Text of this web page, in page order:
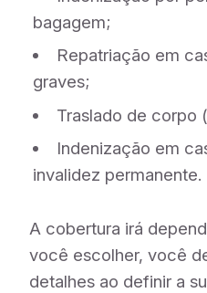
bagagem;
Repatriação em
graves;
Traslado de corpo
Indenização em
invalidez permanente.
A cobertura irá
você escolher, você
detalhes ao definir a